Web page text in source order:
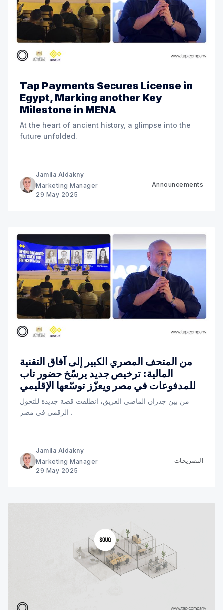
Tap Payments Secures License in
Egypt, Marking another Key
Milestone in MENA
At the heart of ancient history, a glimpse into the
future unfolded.
Jamila Aldakny
Marketing Manager
29 May 2025
Announcements
من المتحف المصري الكبير إلى آفاق التقنية
المالية: ترخيص جديد يرسّخ حضور تاب
للمدفوعات في مصر ويعزّز توسّعها الإقليمي
من بين جدران الماضي العريق، انطلقت قصة جديدة للتحول
الرقمي في مصر .
Jamila Aldakny
Marketing Manager
29 May 2025
التصريحات